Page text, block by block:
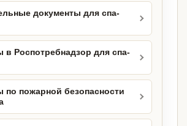
документы для спа-
в Роспотребнадзор для спа-
по пожарной безопасности